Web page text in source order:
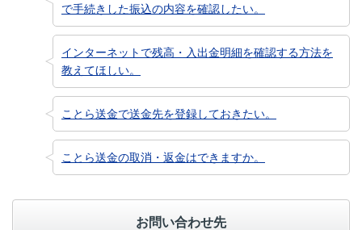
で手続きした振込の内容を確認したい。
インターネットで残高・入出金明細を確認する方法を
教えてほしい。
ことら送金で送金先を登録しておきたい。
ことら送金の取消・返金はできますか。
お問い合わせ先